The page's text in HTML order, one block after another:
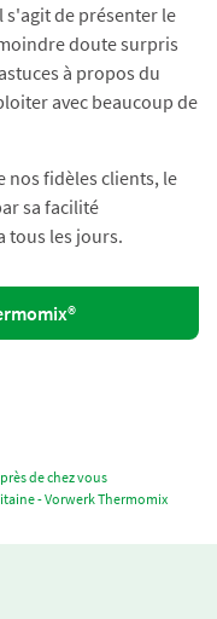
de présenter le
doute surpris
à propos du
avec beaucoup de
nos fidèles clients, le
sa facilité
tous les jours.
de chez vous
- Vorwerk Thermomix